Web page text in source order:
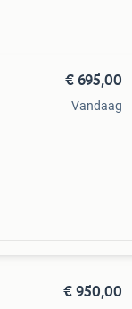
€ 695,00
Vandaag
€ 950,00